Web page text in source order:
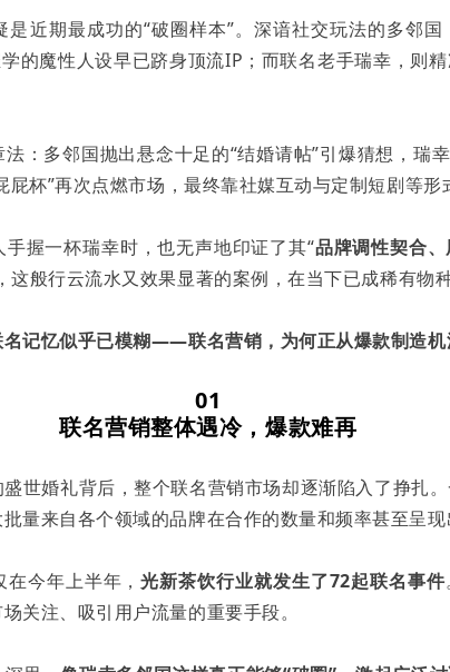
近期最成功的“破圈样本”。深谙社交玩法的多邻
的魔性人设早已跻身顶流IP；而联名老手瑞幸，则
：多邻国抛出悬念十足的“结婚请帖”引爆猜想，瑞
杯”再次点燃市场，最终靠社媒互动与定制短剧等形
握一杯瑞幸时，也无声地印证了其“品牌调性契合
这般行云流水又效果显著的案例，在当下已成稀有物种
记忆似乎已模糊——联名营销，为何正从爆款制造机
01
联名营销整体遇冷，爆款难再
世婚礼背后，整个联名营销市场却逐渐陷入了挣扎
量来自各个领域的品牌在合作的数量和频率甚至呈现
在今年上半年，光新茶饮行业就发生了72起联名事件
关注、吸引用户流量的重要手段。